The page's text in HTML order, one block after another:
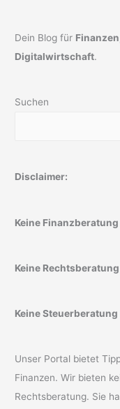
Dein Blog für
Digitalwirtschaft.
Suchen
Disclaimer:
Keine Finanzberatung
Keine Rechtsberatung
Keine Steuerberatung
Unser Portal bietet
Finanzen. Wir bieten
Rechtsberatung. Sie